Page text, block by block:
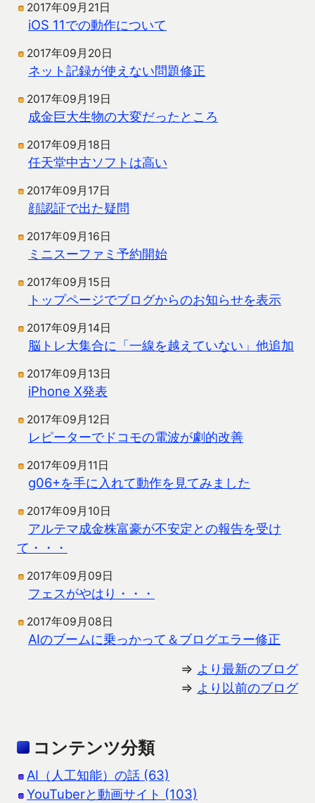
2017年09月21日
iOS 11での動作について
2017年09月20日
ネット記録が使えない問題修正
2017年09月19日
成金巨大生物の大変だったところ
2017年09月18日
任天堂中古ソフトは高い
2017年09月17日
顔認証で出た疑問
2017年09月16日
ミニスーファミ予約開始
2017年09月15日
トップページでブログからのお知らせを表示
2017年09月14日
脳トレ大集合に「一線を越えていない」他追加
2017年09月13日
iPhone X発表
2017年09月12日
レピーターでドコモの電波が劇的改善
2017年09月11日
g06+を手に入れて動作を見てみました
2017年09月10日
アルテマ成金株富豪が不安定との報告を受け
て・・・
2017年09月09日
フェスがやはり・・・
2017年09月08日
AIのブームに乗っかって＆ブログエラー修正
⇒ より最新のブログ
⇒ より以前のブログ
コンテンツ分類
AI（人工知能）の話 (63)
YouTuberと動画サイト (103)